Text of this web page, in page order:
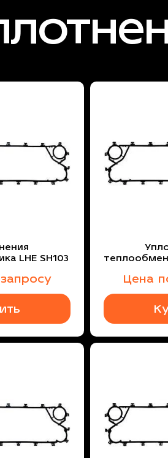
LHE SH103
Цена